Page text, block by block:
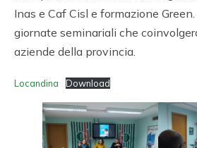
Inas e Caf Cisl e formazione
giornate seminariali che
aziende della provincia.
Locandina Download